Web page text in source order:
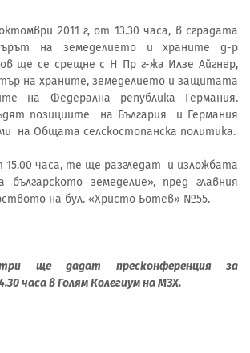
2011 г, от 13.30 часа, в сградата
на земеделието и храните д-р
ще се срещне с Н Пр г-жа Илзе Айгнер,
на храните, земеделието и защитата
на Федерална република Германия.
позициите на България и Германия
на Общата селскостопанска политика.
часа, те ще разгледат и изложбата
земеделие», пред главния
на бул. «Христо Ботев» №55.
ще дадат пресконференция за
часа в Голям Колегиум на МЗХ.